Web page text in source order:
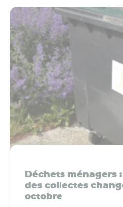
Déchets ménagers
des collectes
octobre